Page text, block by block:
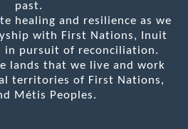
past.
healing and resilience as we
with First Nations, Inuit
in pursuit of reconciliation.
lands that we live and work
territories of First Nations,
Métis Peoples.